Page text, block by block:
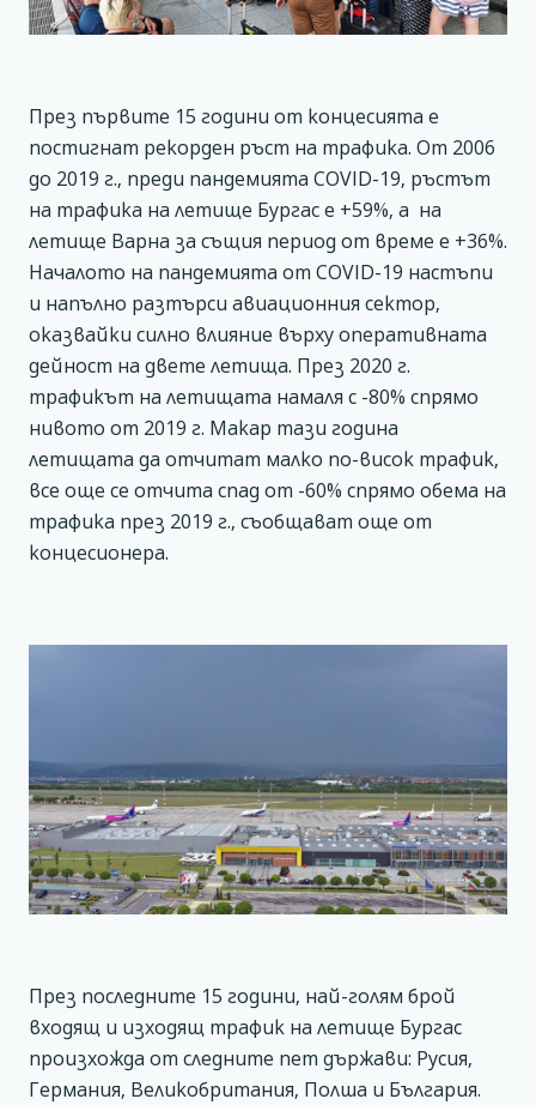
През първите 15 години от концесията е
постигнат рекорден ръст на трафика. От 2006
до 2019 г., преди пандемията COVID-19, ръстът
на трафика на летище Бургас е +59%, а на
летище Варна за същия период от време е +36%.
Началото на пандемията от COVID-19 настъпи
и напълно разтърси авиационния сектор,
оказвайки силно влияние върху оперативната
дейност на двете летища. През 2020 г.
трафикът на летищата намаля с -80% спрямо
нивото от 2019 г. Макар тази година
летищата да отчитат малко по-висок трафик,
все още се отчита спад от -60% спрямо обема на
трафика през 2019 г., съобщават още от
концесионера.
През последните 15 години, най-голям брой
входящ и изходящ трафик на летище Бургас
произхожда от следните пет държави: Русия,
Германия, Великобритания, Полша и България.